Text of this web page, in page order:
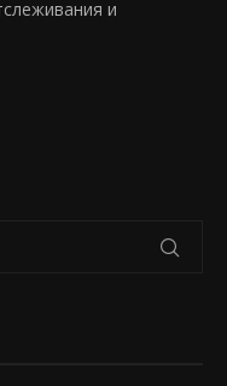
и